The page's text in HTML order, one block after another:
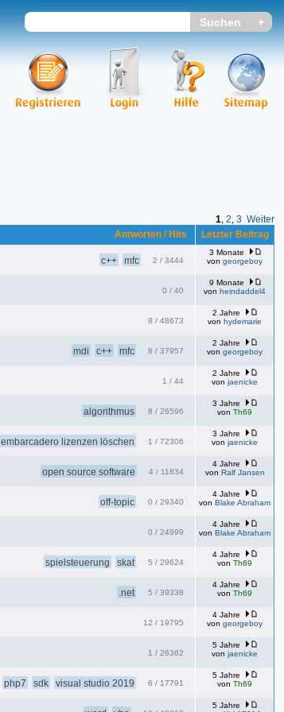
1, 2, 3 Weiter
Antworten / Hits Letzter Beitrag
2 / 3444
c++ mfc
3 Monate
von georgeboy
0 / 40
9 Monate
von heindaddel4
8 / 48673
2 Jahre
von hydemarie
8 / 37957
mdi c++ mfc
2 Jahre
von georgeboy
1 / 44
2 Jahre
von jaenicke
8 / 26596
algorithmus
3 Jahre
von Th69
1 / 72306
embarcadero lizenzen löschen
3 Jahre
von jaenicke
4 / 11834
open source software
4 Jahre
von Ralf Jansen
0 / 29340
off-topic
4 Jahre
von Blake Abraham
0 / 24999
4 Jahre
von Blake Abraham
5 / 29624
spielsteuerung skat
4 Jahre
von Th69
5 / 39338
.net
4 Jahre
von Th69
12 / 19795
4 Jahre
von georgeboy
1 / 26362
5 Jahre
von jaenicke
6 / 17791
php7 sdk visual studio 2019
5 Jahre
von Th69
5 Jahre